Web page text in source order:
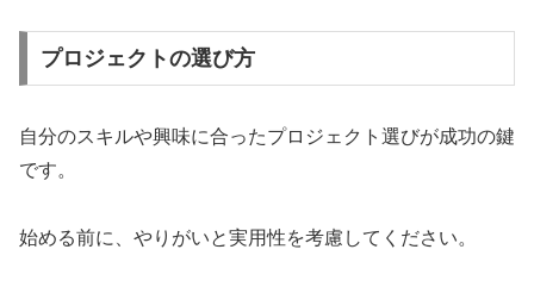
プロジェクトの選び方
自分のスキルや興味に合ったプロジェクト選びが成功の鍵
です。
始める前に、やりがいと実用性を考慮してください。